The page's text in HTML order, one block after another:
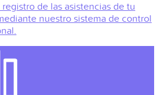
registro de las asistencias de tu
nuestro sistema de control